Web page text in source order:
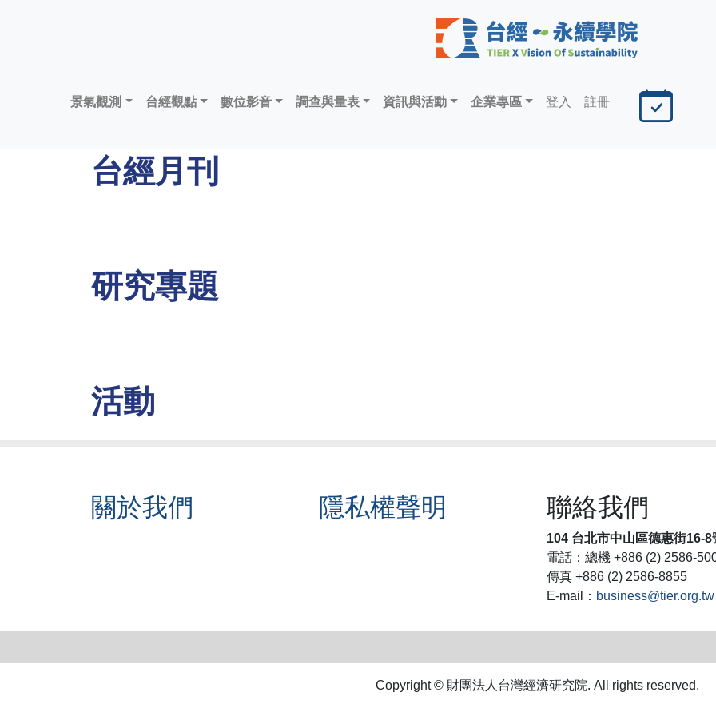
景氣觀測 台經觀點 數位影音 調查與量表 資訊與活動 企業專區 登入 註冊
台經月刊
研究專題
活動
關於我們 隱私權聲明 聯絡我們
104 台北市中山區德惠街16-8
電話：總機 +886 (2) 2586-
傳真 +886 (2) 2586-8855
E-mail： business@tier.org.tw
Copyright © 財團法人台灣經濟研究院. All rights reserved.